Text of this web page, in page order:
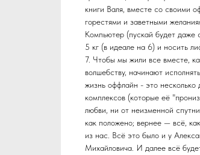
книги Валя, вместе со своими
горестями и заветными
Компьютер (пускай будет
5 кг (в идеале на 6) и носить
7. Чтобы мы жили все вместе,
волшебству, начинают
жизнь оффлайн - это
комплексов (которые её
любви, ни от неизменной
как положено; вернее — всё,
из нас. Всё это было и у
Михайловича. И далее всё